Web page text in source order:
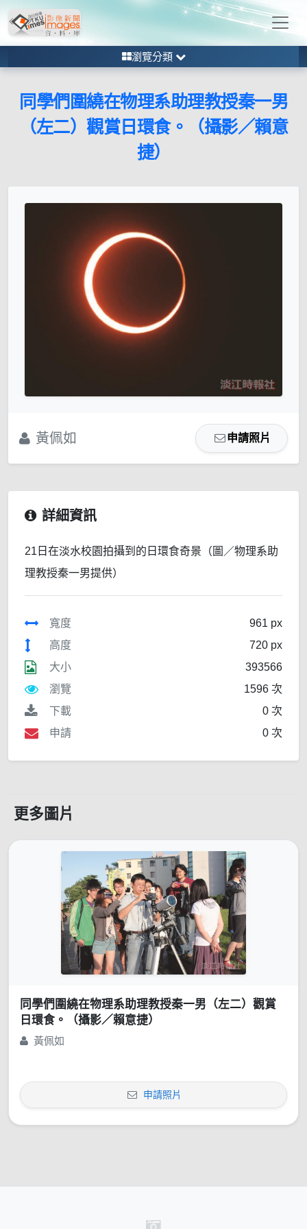
瀏覽分類
同學們圍繞在物理系助理教授秦一男
（左二）觀賞日環食。（攝影／賴意
捷）
黃佩如 申請照片
詳細資訊
21日在淡水校園拍攝到的日環食奇景（圖／物理系助
理教授秦一男提供）
寬度
961 px
高度
720 px
大小
393566
瀏覽
1596 次
下載
0 次
申請
0 次
更多圖片
同學們圍繞在物理系助理教授秦一男（左二）觀賞
日環食。（攝影／賴意捷）
黃佩如
申請照片